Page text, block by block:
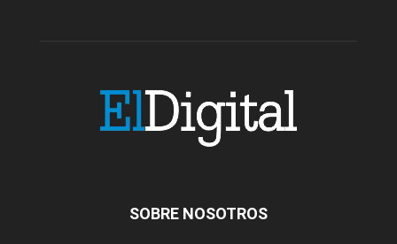
SOBRE NOSOTROS